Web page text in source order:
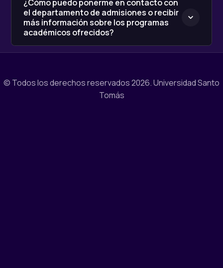
¿Cómo puedo ponerme en contacto con
el departamento de admisiones o recibir
más información sobre los programas
académicos ofrecidos?
© Todos los derechos reservados 2026.Universidad Santo
Tomás